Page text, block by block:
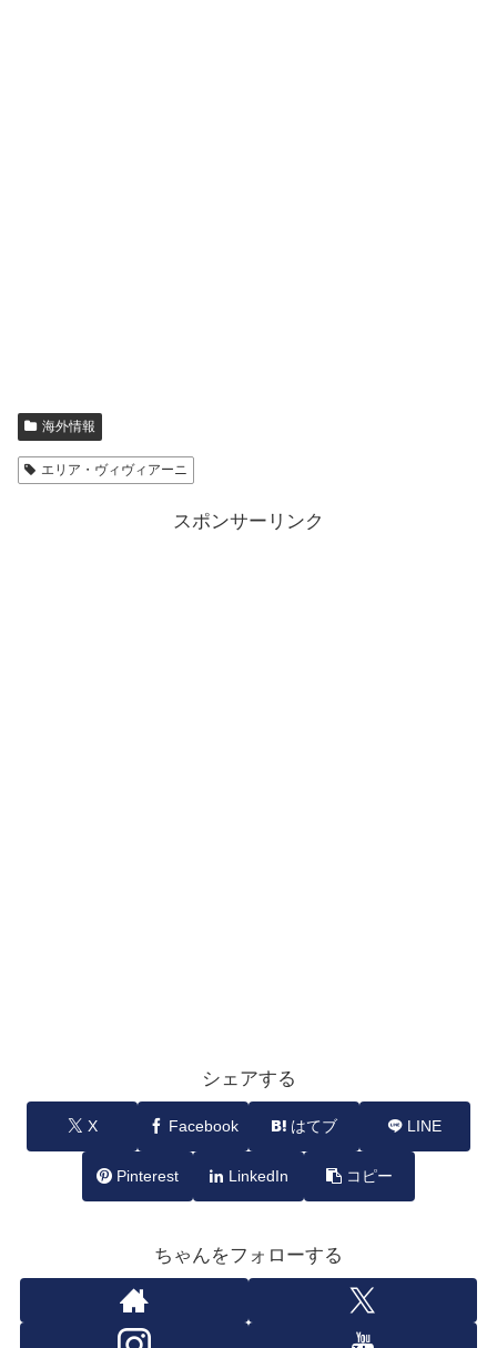
海外情報
エリア・ヴィヴィアーニ
スポンサーリンク
シェアする
X Facebook はてブ LINE
Pinterest LinkedIn コピー
ちゃんをフォローする